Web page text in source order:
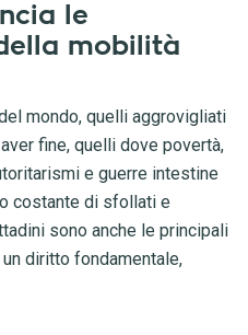
le
mobilità
mondo, quelli aggrovigliati
fine, quelli dove povertà,
e guerre intestine
costante di sfollati e
sono anche le principali
diritto fondamentale,